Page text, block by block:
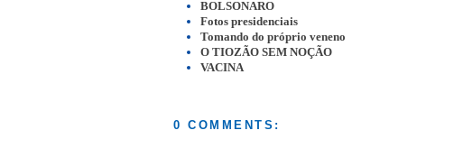
BOLSONARO
Fotos presidenciais
Tomando do próprio veneno
O TIOZÃO SEM NOÇÃO
VACINA
0 COMMENTS: